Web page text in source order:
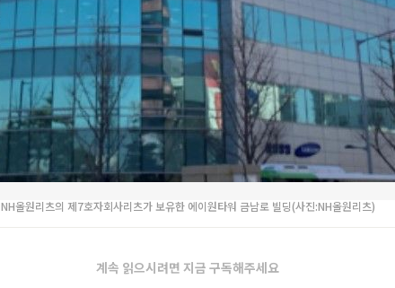
NH올원리츠의 제7호자회사리츠가 보유한 에이원타워 금남로 빌딩(사진:NH올원리츠)
계속 읽으시려면 지금 구독해주세요